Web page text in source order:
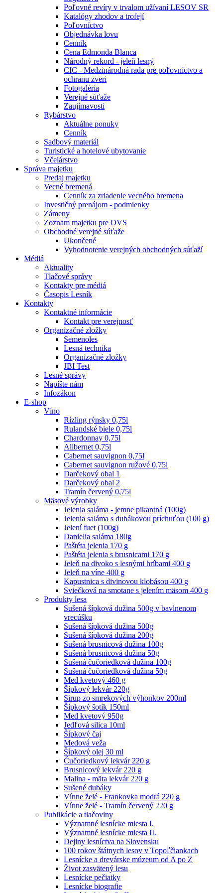
Poľovné revíry v trvalom užívaní LESOV SR
Katalógy zhodov a trofejí
Poľovníctvo
Objednávka lovu
Cenník
Cena Edmonda Blanca
Národný rekord - jeleň lesný
CIC - Medzinárodná rada pre poľovníctvo a
ochranu zveri
Fotogaléria
Verejné súťaže
Zaujímavosti
Rybárstvo
Aktuálne ponuky
Cenník
Sadbový materiál
Turistické a hotelové ubytovanie
Včelárstvo
Správa majetku
Predaj majetku
Vecné bremená
Cenník za zriadenie vecného bremena
Investičný prenájom - podmienky
Zámeny
Zoznam majetku pre OVS
Obchodné verejné súťaže
Ukončené
Vyhodnotenie verejných obchodných súťaží
Médiá
Aktuality
Tlačové správy
Kontakty pre médiá
Časopis Lesník
Kontakty
Kontaktné informácie
Kontakt pre verejnosť
Organizačné zložky
Semenoles
Lesná technika
Organizačné zložky
JBI Test
Lesné správy
Napíšte nám
Infozákon
E-shop
Víno
Rízling rýnsky 0,75l
Rulandské biele 0,75l
Chardonnay 0,75l
Alibernet 0,75l
Cabernet sauvignon 0,75l
Cabernet sauvignon ružové 0,75l
Darčekový obal 1
Darčekový obal 2
Tramín červený 0,75l
Mäsové výrobky
Jelenia saláma - jemne pikantná (100g)
Jelenia saláma s dubákovou príchuťou (100 g)
Jelení fuet (100g)
Danielia saláma 180g
Paštéta jelenia 170 g
Paštéta jelenia s brusnicami 170 g
Jeleň na divoko s lesnými hríbami 400 g
Jeleň na víne 400 g
Kapustnica s divinovou klobásou 400 g
Sviečková na smotane s jelením mäsom 400 g
Produkty lesa
Sušená šípková dužina 500g v bavlnenom
vrecúšku
Sušená šípková dužina 500g
Sušená šípková dužina 200g
Sušená brusnicová dužina 100g
Sušená brusnicová dužina 50g
Sušená čučoriedková dužina 100g
Sušená čučoriedková dužina 50g
Med kvetový 460 g
Šípkový lekvár 220g
Sirup zo smrekových výhonkov 200ml
Šípkový šotík 150ml
Med kvetový 950g
Jedľová silica 10ml
Šípkový čaj
Medová veža
Šípkový olej 30 ml
Čučoriedkový lekvár 220 g
Brusnicový lekvár 220 g
Malina - mäta lekvár 220 g
Sušené dubáky
Vínne želé - Frankovka modrá 220 g
Vínne želé - Tramín červený 220 g
Publikácie a tlačoviny
Významné lesnícke miesta I.
Významné lesnícke miesta II.
Dejiny lesníctva na Slovensku
100 rokov štátnych lesov v Topoľčiankach
Lesnícke a drevárske múzeum od A po Z
Život zasvätený lesu
Lesnícke pečiatky
Lesnícke biografie